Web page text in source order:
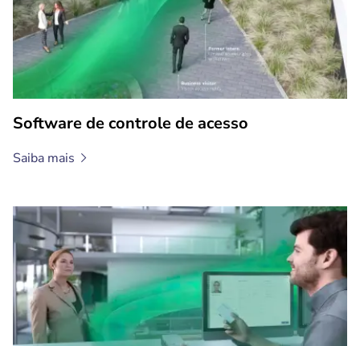
Software de controle de acesso
Saiba mais